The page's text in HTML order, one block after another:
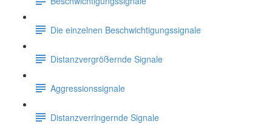
Die einzelnen Beschwichtigungssignale
Distanzvergrößernde Signale
Aggressionssignale
Distanzverringernde Signale